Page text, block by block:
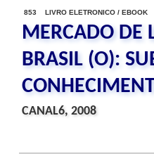
853 LIVRO ELETRONICO / EBOOK
MERCADO DE
BRASIL (O):
CANAL6, 2008